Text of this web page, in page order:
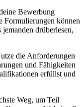
Bewerbung
Formulierungen können
drüberlesen,
die Anforderungen
und Fähigkeiten
erfüllst und
Weg, um Teil